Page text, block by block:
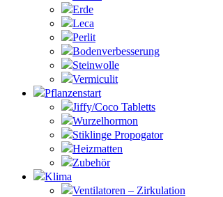
Erde
Leca
Perlit
Bodenverbesserung
Steinwolle
Vermiculit
Pflanzenstart
Jiffy/Coco Tabletts
Wurzelhormon
Stiklinge Propogator
Heizmatten
Zubehör
Klima
Ventilatoren – Zirkulation